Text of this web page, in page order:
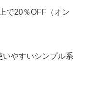
で20％OFF（オン
やすいシンプル系